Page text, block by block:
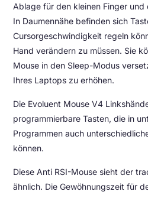
Ablage für den kleinen Finger
In Daumennähe befinden sich
Cursorgeschwindigkeit regeln
Hand verändern zu müssen. Sie
Mouse in den Sleep-Modus
Ihres Laptops zu erhöhen.
Die Evoluent Mouse V4
programmierbare Tasten, die in
Programmen auch
können.
Diese Anti RSI-Mouse sieht der
ähnlich. Die Gewöhnungszeit für